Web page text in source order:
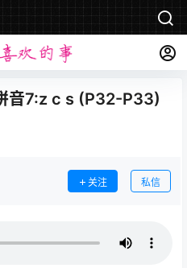
音7:z c s (P32-P33)
关注 私信